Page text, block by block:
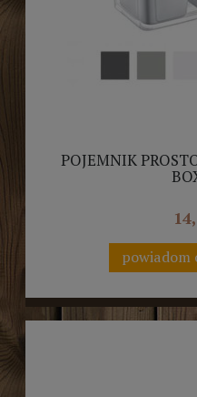
POJEMNIK
powiadom